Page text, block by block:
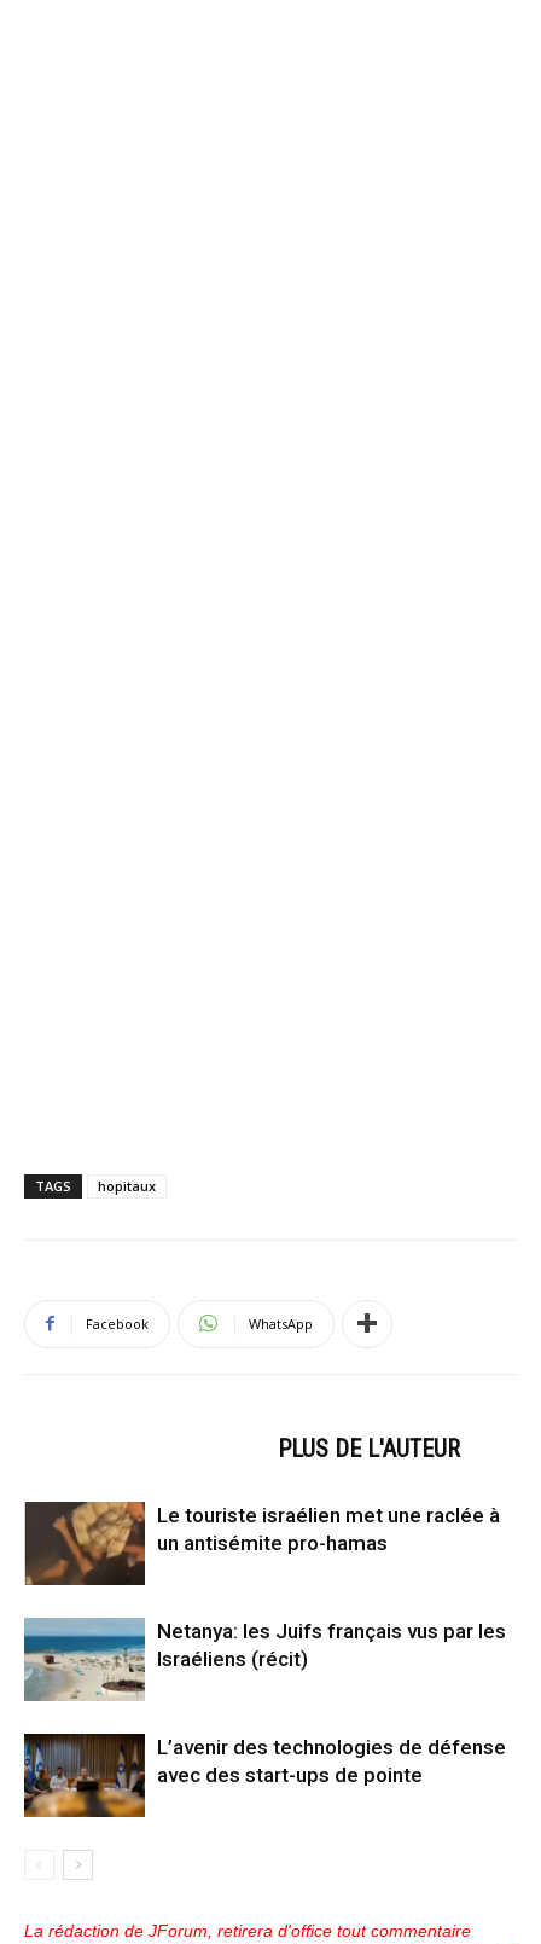
TAGS hopitaux
Facebook WhatsApp
PLUS DE L'AUTEUR
Le touriste israélien met une raclée à
un antisémite pro-hamas
Netanya: les Juifs français vus par les
Israéliens (récit)
L’avenir des technologies de défense
avec des start-ups de pointe
La rédaction de JForum, retirera d'office tout commentaire